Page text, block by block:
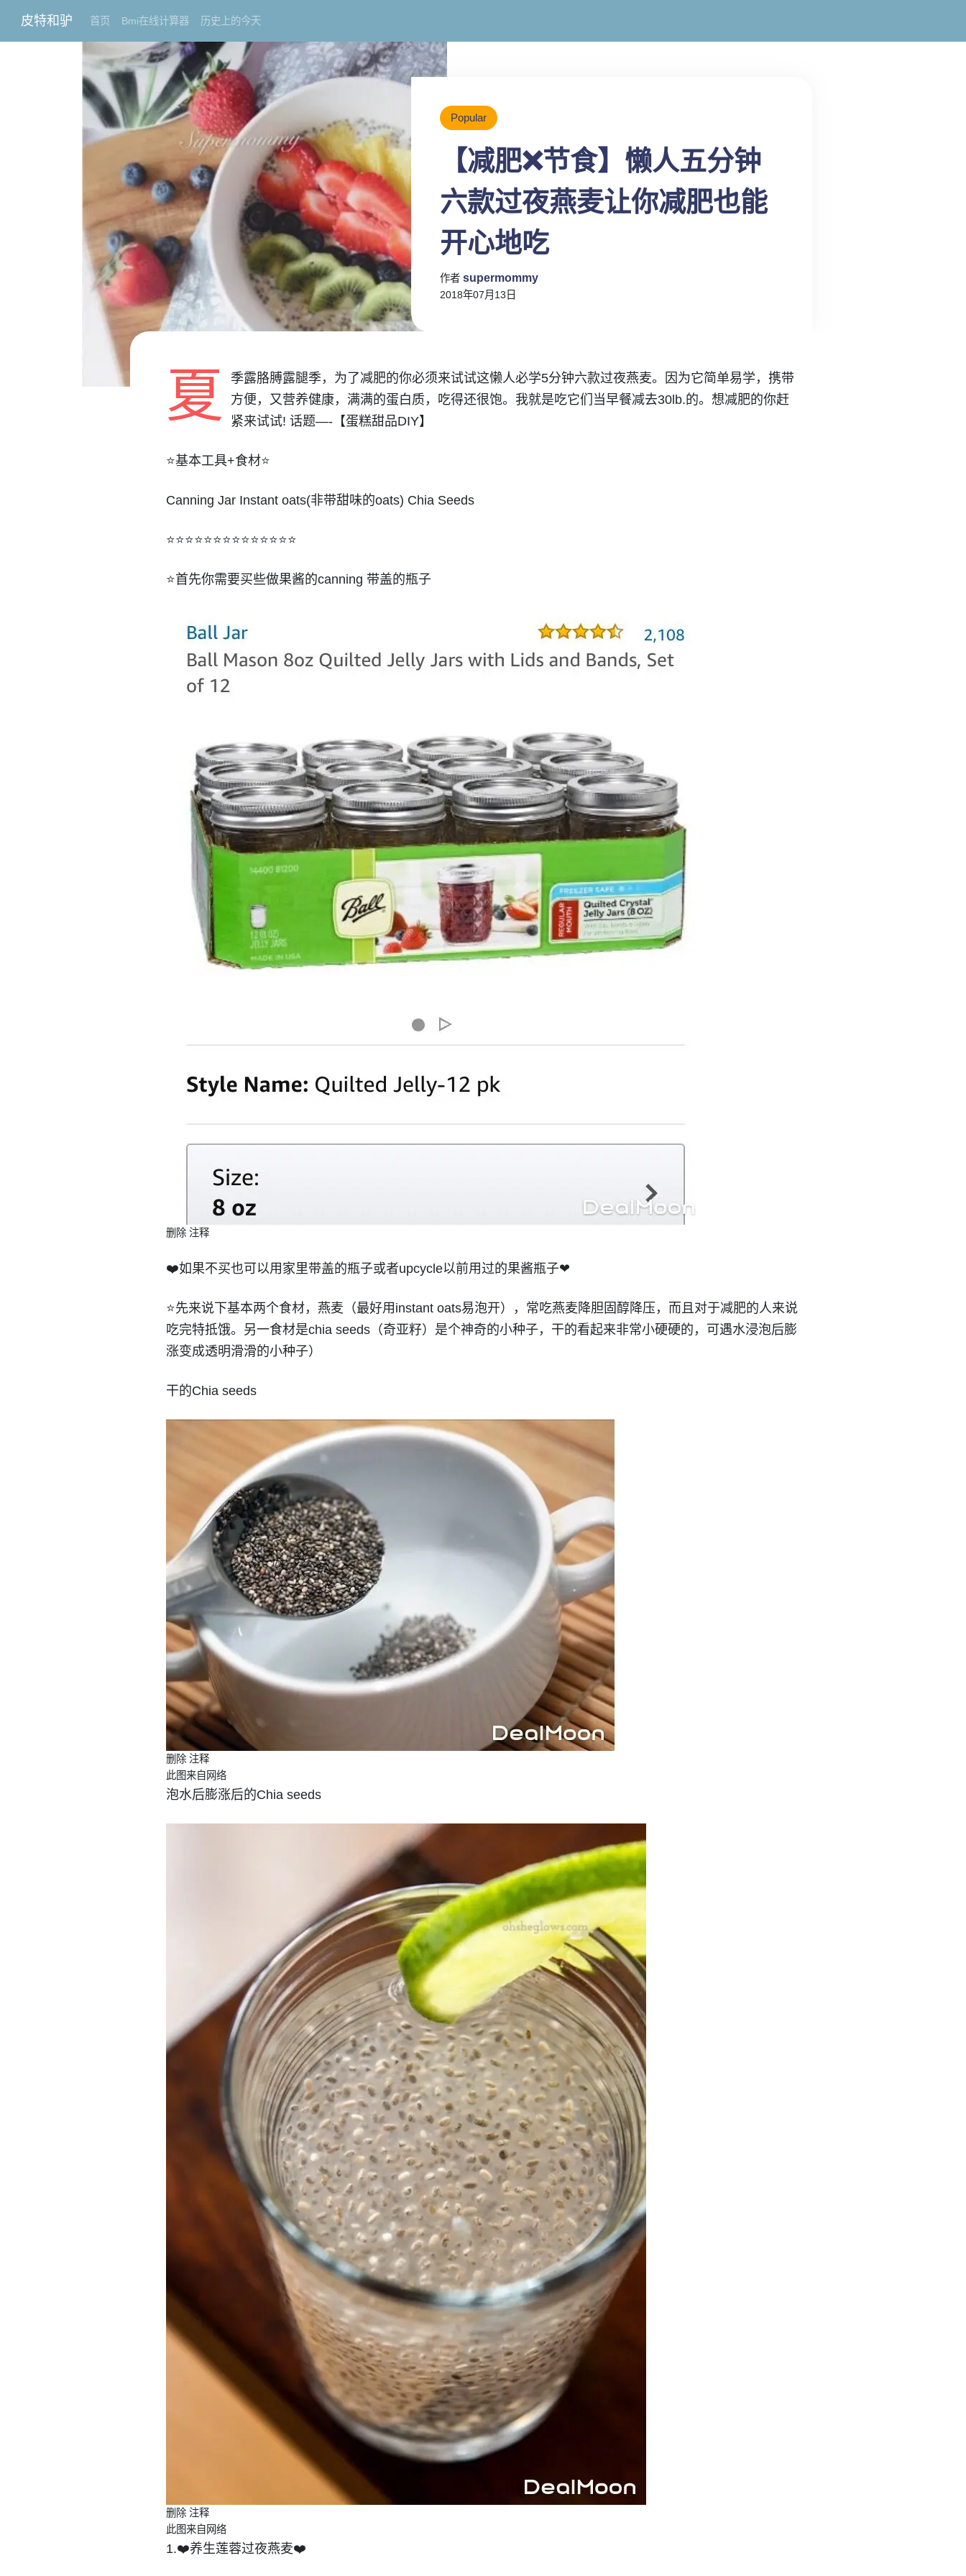
皮特和驴 首页 Bmi在线计算器 历史上的今天
Popular
【减肥❌节食】懒人五分钟
六款过夜燕麦让你减肥也能
开心地吃
作者 supermommy
2018年07月13日
夏
季露胳膊露腿季，为了减肥的你必须来试试这懒人必学5分钟六款过夜燕麦。因为它简单易学，携带
方便，又营养健康，满满的蛋白质，吃得还很饱。我就是吃它们当早餐减去30lb.的。想减肥的你赶
紧来试试! 话题—-【蛋糕甜品DIY】
⭐️基本工具+食材⭐️
Canning Jar Instant oats(非带甜味的oats) Chia Seeds
⭐️⭐️⭐️⭐️⭐️⭐️⭐️⭐️⭐️⭐️⭐️⭐️⭐️⭐️
⭐️首先你需要买些做果酱的canning 带盖的瓶子
删除 注释
❤️如果不买也可以用家里带盖的瓶子或者upcycle以前用过的果酱瓶子❤
⭐️先来说下基本两个食材，燕麦（最好用instant oats易泡开），常吃燕麦降胆固醇降压，而且对于减肥的人来说
吃完特抵饿。另一食材是chia seeds（奇亚籽）是个神奇的小种子，干的看起来非常小硬硬的，可遇水浸泡后膨
涨变成透明滑滑的小种子）
干的Chia seeds
删除 注释
此图来自网络
泡水后膨涨后的Chia seeds
删除 注释
此图来自网络
1.❤️养生莲蓉过夜燕麦❤️